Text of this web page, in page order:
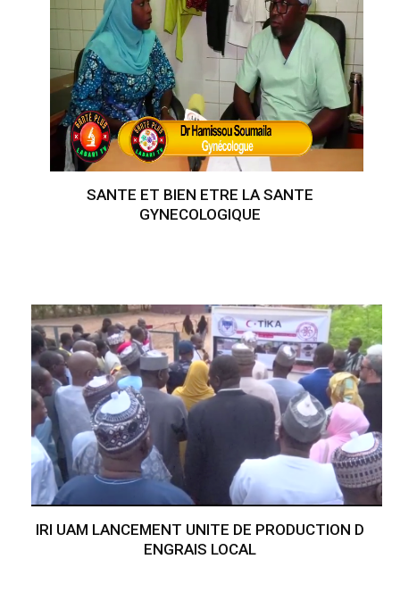
SANTE ET BIEN ETRE LA SANTE
GYNECOLOGIQUE
IRI UAM LANCEMENT UNITE DE PRODUCTION D
ENGRAIS LOCAL